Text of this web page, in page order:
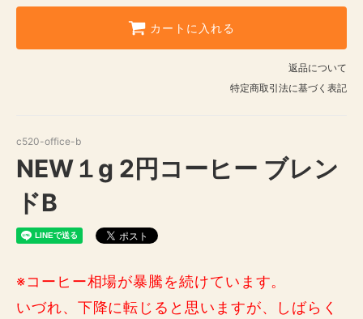
カートに入れる
返品について
特定商取引法に基づく表記
c520-office-b
NEW１g 2円コーヒー ブレン
ドB
※コーヒー相場が暴騰を続けています。
いづれ、下降に転じると思いますが、しばらく